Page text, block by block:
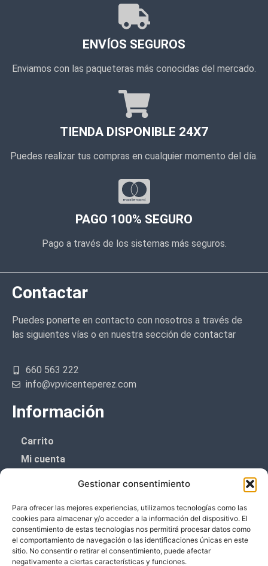
Gestionar consentimiento
Para ofrecer las mejores experiencias, utilizamos tecnologías como las
cookies para almacenar y/o acceder a la información del dispositivo. El
consentimiento de estas tecnologías nos permitirá procesar datos como
el comportamiento de navegación o las identificaciones únicas en este
sitio. No consentir o retirar el consentimiento, puede afectar
negativamente a ciertas características y funciones.
ENVÍOS SEGUROS
Enviamos con las paqueteras más conocidas del mercado.
TIENDA DISPONIBLE 24X7
Puedes realizar tus compras en cualquier momento del día.
PAGO 100% SEGURO
Pago a través de los sistemas más seguros.
Contactar
Puedes ponerte en contacto con nosotros a través de
las siguientes vías o en nuestra sección de contactar
660 563 222
info@vpvicenteperez.com
Información
Carrito
Mi cuenta
Política de cookies (UE)
Boletín de noticias